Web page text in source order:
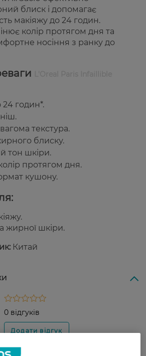
блиск і допомагає
макіяжу до 24 годин.
колір протягом дня та
носіння з ранку до
24 годин*.
текстура.
блиску.
тон шкіри.
протягом дня.
кушону.
жирної шкіри.
Китай
0 відгуків